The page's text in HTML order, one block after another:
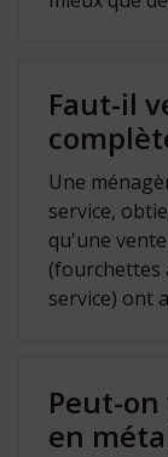
Faut-il
Une
service,
qu'une
(fourchettes
service) ont
Peut-
en